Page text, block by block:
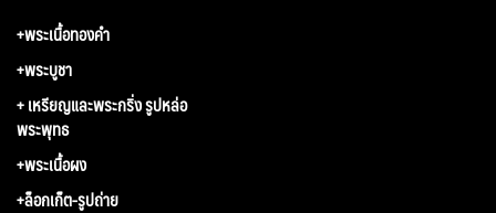
+พระเนื้อทองคำ
+พระบูชา
+ เหรียญและพระกริ่ง รูปหล่อ
พระพุทธ
+พระเนื้อผง
+ล็อกเก็ต-รูปถ่าย